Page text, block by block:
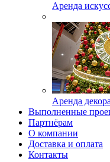
Аренда
Аренда декора
Выполненные
Партнёрам
О компании
Доставка и оплата
Контакты